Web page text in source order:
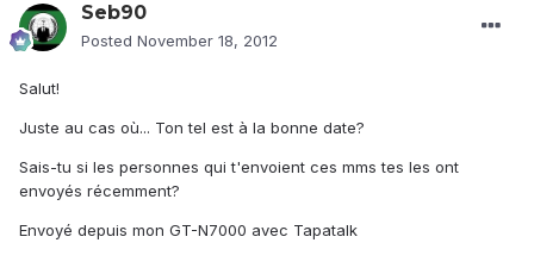
Seb90
Posted November 18, 2012
Salut!
Juste au cas où... Ton tel est à la bonne date?
Sais-tu si les personnes qui t'envoient ces mms tes les ont
envoyés récemment?
Envoyé depuis mon GT-N7000 avec Tapatalk